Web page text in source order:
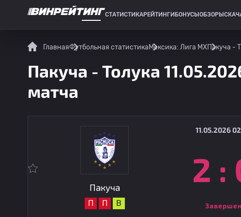
СТАТИСТИКАРЕЙТИНГИ БОНУСЫ ОБЗОРЫ
ГлавнаяФутбольная статистикаМексика: Лига МХПакуча -
Пакуча - Толука
матча
Пакуча
П П В
11.05.2026
2 :
Завершен